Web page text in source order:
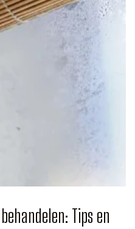
Tips en